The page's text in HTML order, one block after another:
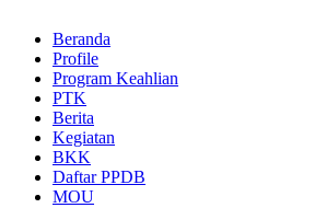
Beranda
Profile
Program Keahlian
PTK
Berita
Kegiatan
BKK
Daftar PPDB
MOU